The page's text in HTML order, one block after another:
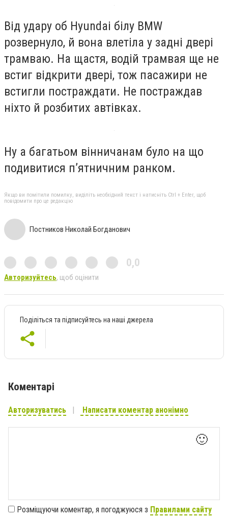
Від удару об Hyundai білу BMW
розвернуло, й вона влетіла у задні двері
трамваю. На щастя, водій трамвая ще не
встиг відкрити двері, тож пасажири не
встигли постраждати. Не постраждав
ніхто й розбитих автівках.
Ну а багатьом вінничанам було на що
подивитися п’ятничним ранком.
Якщо ви помітили помилку, виділіть необхідний текст і натисніть Ctrl + Enter, щоб
повідомити про це редакцію
Постников Николай Богданович
0,0
Авторизуйтесь, щоб оцінити
Поділіться та підписуйтесь на наші джерела
Коментарі
Авторизуватись Написати коментар анонімно
🙂
Розміщуючи коментар, я погоджуюся з Правилами сайту